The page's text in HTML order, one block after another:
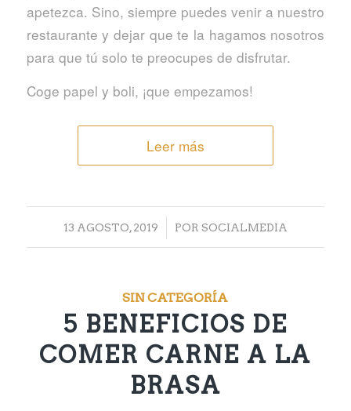
apetezca. Sino, siempre puedes venir a nuestro
restaurante y dejar que te la hagamos nosotros
para que tú solo te preocupes de disfrutar.
Coge papel y boli, ¡que empezamos!
Leer más
13 AGOSTO, 2019
/ POR SOCIALMEDIA
SIN CATEGORÍA
5 BENEFICIOS DE
COMER CARNE A LA
BRASA